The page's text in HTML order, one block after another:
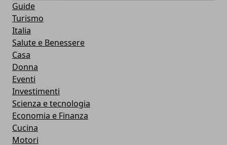
Guide
Turismo
Italia
Salute e Benessere
Casa
Donna
Eventi
Investimenti
Scienza e tecnologia
Economia e Finanza
Cucina
Motori